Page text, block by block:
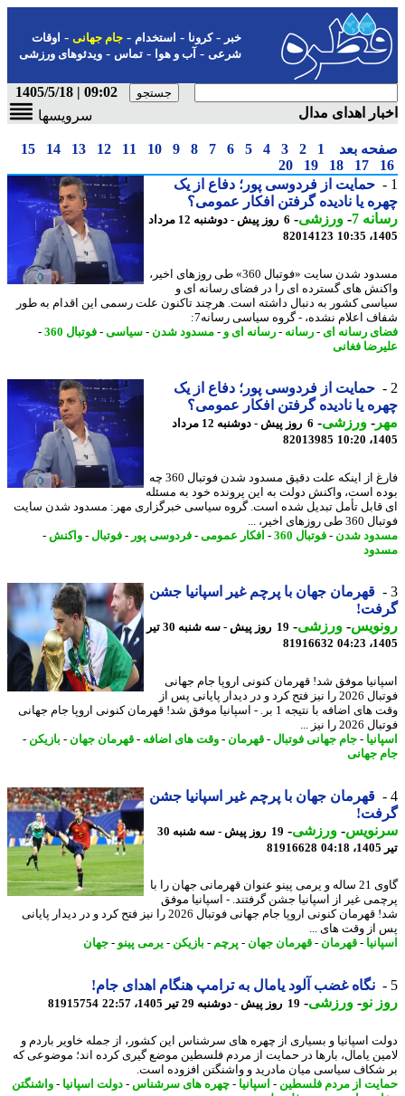
-کرونا-استخدام- جام جهانی-اوقات
شرعی-آب و هوا-تماس-ویدئوهای ورزشی
09:02 | 1405/5/18
اهدای مدال
سرویسها
بعد 1
2
3
4
5
6
7
8
9
10
11
12
13
14
15
17
18
19
20
حمایت از فردوسی پور؛ دفاع از یک
یا نادیده گرفتن افکار عمومی؟
7
-ورزشی-
6 روز پیش - دوشنبه 12 مرداد
82014123
مسدود شدن سایت «فوتبال 360» طی روزهای اخیر،
های گسترده ای را در فضای رسانه ای و
کشور به دنبال داشته است. هرچند تاکنون علت رسمی این اقدام به طور
اعلام نشده، - گروه سیاسی رسانه7:
رسانه ای- رسانه-رسانه ای و -مسدود شدن-سیاسی-فوتبال 360
-
فغانی
حمایت از فردوسی پور؛ دفاع از یک
یا نادیده گرفتن افکار عمومی؟
-ورزشی-
6 روز پیش - دوشنبه 12 مرداد
82013985
فارغ از اینکه علت دقیق مسدود شدن فوتبال 360 چه
است، واکنش دولت به این پرونده خود به مسئله
تأمل تبدیل شده است. گروه سیاسی خبرگزاری مهر: مسدود شدن سایت
اخیر، ...
شدن-فوتبال 360 -افکار عمومی-فردوسی پور-فوتبال-واکنش-
قهرمان جهان با پرچم غیر اسپانیا جشن
-ورزشی-
19 روز پیش - سه شنبه 30 تیر
81916632
موفق شد! قهرمان کنونی اروپا جام جهانی
فوتبال 2026 را نیز فتح کرد و در دیدار پایانی پس از
وقت های اضافه با نتیجه 1 بر. - اسپانیا موفق شد! قهرمان کنونی اروپا جام جهانی
را نیز ...
-جام جهانی فوتبال-قهرمان -وقت های اضافه-قهرمان جهان-بازیکن -
جهانی
قهرمان جهان با پرچم غیر اسپانیا جشن
-ورزشی-
19 روز پیش - سه شنبه 30
81916628
گاوی 21 ساله و یرمی پینو عنوان قهرمانی جهان را با
غیر از اسپانیا جشن گرفتند. - اسپانیا موفق
شد! قهرمان کنونی اروپا جام جهانی فوتبال 2026 را نیز فتح کرد و در دیدار پایانی
وقت های ...
-قهرمان -قهرمان جهان-پرچم-بازیکن -یرمی پینو-جهان
نگاه غضب آلود یامال به ترامپ هنگام اهدای جام!
نو- ورزشی-19 روز پیش - دوشنبه 29 تیر 1405، 22:57 81915754
اسپانیا و بسیاری از چهره های سرشناس این کشور، از جمله خاویر باردم و
یامال، بارها در حمایت از مردم فلسطین موضع گیری کرده اند؛ موضوعی که
سیاسی میان مادرید و واشنگتن افزوده است.
از مردم فلسطین-اسپانیا-چهره های سرشناس-دولت اسپانیا-واشنگتن